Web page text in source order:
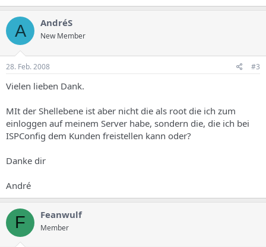
A AndréS
New Member
28. Feb. 2008 #3
Vielen lieben Dank.
MIt der Shellebene ist aber nicht die als root die ich zum
einloggen auf meinem Server habe, sondern die, die ich bei
ISPConfig dem Kunden freistellen kann oder?
Danke dir
André
F Feanwulf
Member